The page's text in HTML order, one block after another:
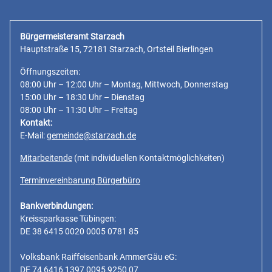
Bürgermeisteramt Starzach
Hauptstraße 15, 72181 Starzach, Ortsteil Bierlingen
Öffnungszeiten:
08:00 Uhr – 12:00 Uhr – Montag, Mittwoch, Donnerstag
15:00 Uhr – 18:30 Uhr – Dienstag
08:00 Uhr – 11:30 Uhr – Freitag
Kontakt:
E-Mail:gemeinde@starzach.de
Mitarbeitende (mit individuellen Kontaktmöglichkeiten)
Terminvereinbarung Bürgerbüro
Bankverbindungen:
Kreissparkasse Tübingen:
DE 38 6415 0020 0005 0781 85
Volksbank Raiffeisenbank AmmerGäu eG:
DE 74 6416 1397 0095 9250 07